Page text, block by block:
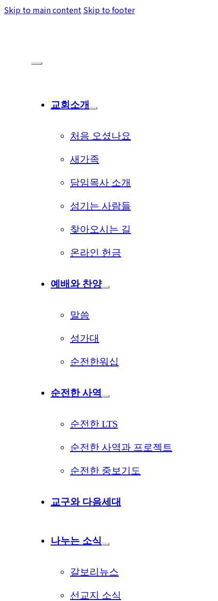
Skip to main content Skip to footer
교회소개
처음 오셨나요
새가족
담임목사 소개
섬기는 사람들
찾아오시는 길
온라인 헌금
예배와 찬양
말씀
성가대
순전한워십
순전한 사역
순전한 LTS
순전한 사역과 프로젝트
순전한 중보기도
교구와 다음세대
나누는 소식
갈보리뉴스
선교지 소식